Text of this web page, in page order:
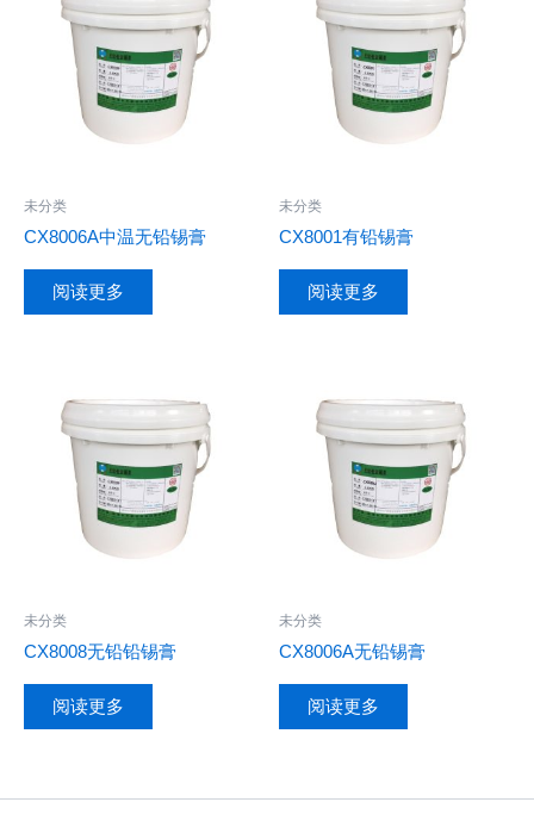
未分类
CX8006A中温无铅锡膏
阅读更多
未分类
CX8001有铅锡膏
阅读更多
未分类
CX8008无铅铅锡膏
阅读更多
未分类
CX8006A无铅锡膏
阅读更多